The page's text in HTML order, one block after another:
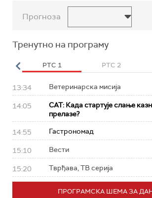
Прогноза
Тренутно на програму
РТС 1 РТС 2
13:34 Ветеринарска мисија
14:05
САТ: Када стартује слање
прелазе?
14:55 Гастрономад
15:10 Вести
15:20 Тврђава, ТВ серија
ПРОГРАМСКА ШЕМА ЗА